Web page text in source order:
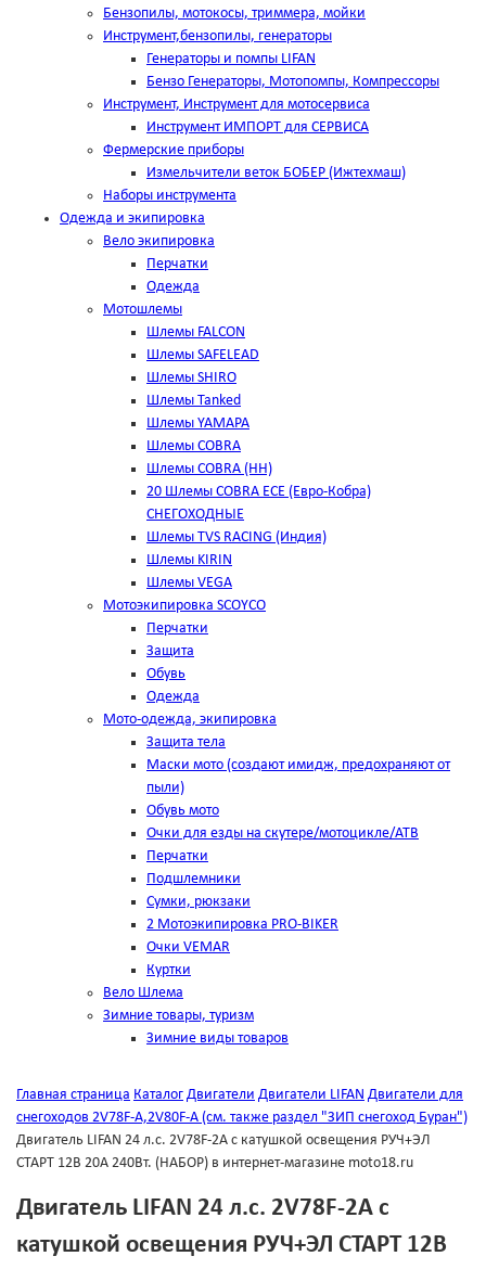
Бензопилы, мотокосы, триммера, мойки
Инструмент,бензопилы, генераторы
Генераторы и помпы LIFAN
Бензо Генераторы, Мотопомпы, Компрессоры
Инструмент, Инструмент для мотосервиса
Инструмент ИМПОРТ для СЕРВИСА
Фермерские приборы
Измельчители веток БОБЕР (Ижтехмаш)
Наборы инструмента
Одежда и экипировка
Вело экипировка
Перчатки
Одежда
Мотошлемы
Шлемы FALCON
Шлемы SAFELEAD
Шлемы SHIRO
Шлемы Tanked
Шлемы YAMAPA
Шлемы COBRA
Шлемы COBRA (HH)
20 Шлемы COBRA ECE (Евро-Кобра)
СНЕГОХОДНЫЕ
Шлемы TVS RACING (Индия)
Шлемы KIRIN
Шлемы VEGA
Мотоэкипировка SCOYCO
Перчатки
Защита
Обувь
Одежда
Мото-одежда, экипировка
Защита тела
Маски мото (создают имидж, предохраняют от
пыли)
Обувь мото
Очки для езды на скутере/мотоцикле/АТВ
Перчатки
Подшлемники
Сумки, рюкзаки
2 Мотоэкипировка PRO-BIKER
Очки VEMAR
Куртки
Вело Шлема
Зимние товары, туризм
Зимние виды товаров
Главная страница Каталог Двигатели Двигатели LIFAN Двигатели для
снегоходов 2V78F-A,2V80F-A (см. также раздел "ЗИП снегоход Буран")
Двигатель LIFAN 24 л.с. 2V78F-2A c катушкой освещения РУЧ+ЭЛ
СТАРТ 12В 20А 240Вт. (НАБОР) в интернет-магазине moto18.ru
Двигатель LIFAN 24 л.с. 2V78F-2A c
катушкой освещения РУЧ+ЭЛ СТАРТ 12В